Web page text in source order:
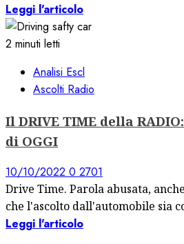
Leggi l'articolo
2 minuti letti
Analisi Escl
Ascolti Radio
Il DRIVE TIME della RADIO:
di OGGI
10/10/2022 0 2701
Drive Time. Parola abusata,
che l'ascolto dall'automobile sia
Leggi l'articolo